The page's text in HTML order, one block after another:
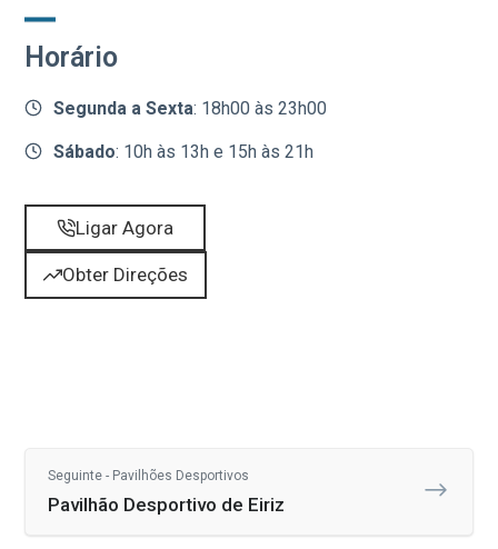
Horário
Segunda a Sexta: 18h00 às 23h00
Sábado: 10h às 13h e 15h às 21h
Ligar Agora
Obter Direções
Seguinte - Pavilhões Desportivos
Pavilhão Desportivo de Eiriz